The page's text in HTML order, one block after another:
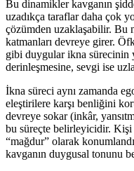
Bu dinamikler kavganın
uzadıkça taraflar daha çok
çözümden uzaklaşabilir. Bu
katmanları devreye girer.
gibi duygular ikna sürecinin
derinleşmesine, sevgi ise
İkna süreci aynı zamanda
eleştirilere karşı benliğini
devreye sokar (inkâr,
bu süreçte belirleyicidir. Kişi
“mağdur” olarak
kavganın duygusal tonunu